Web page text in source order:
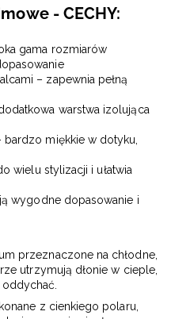
- CECHY:
gama rozmiarów
– zapewnia pełną
warstwa izolująca
miękkie w dotyku,
wielu stylizacji i ułatwia
wygodne dopasowanie i
przeznaczone na chłodne,
utrzymują dłonie w cieple,
z cienkiego polaru,